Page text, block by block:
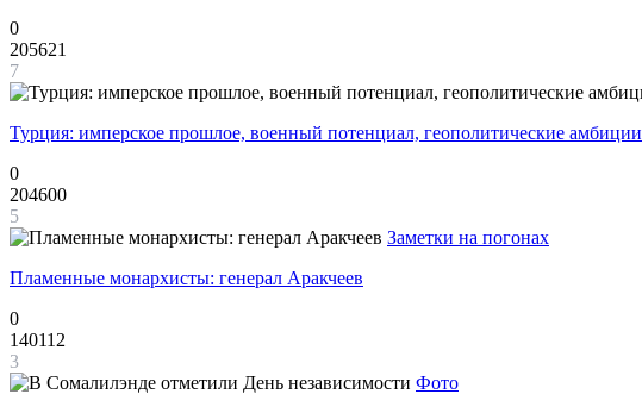
0
205621
7
Турция: имперское прошлое, военный потенциал, геополитические амбиции
0
204600
5
Заметки на погонах
Пламенные монархисты: генерал Аракчеев
0
140112
3
Фото